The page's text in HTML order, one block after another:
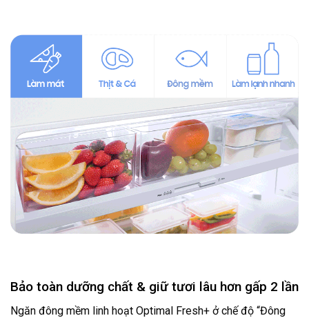
Bảo toàn dưỡng chất & giữ tươi lâu hơn gấp 2 lần
Ngăn đông mềm linh hoạt Optimal Fresh+ ở chế độ “Đông